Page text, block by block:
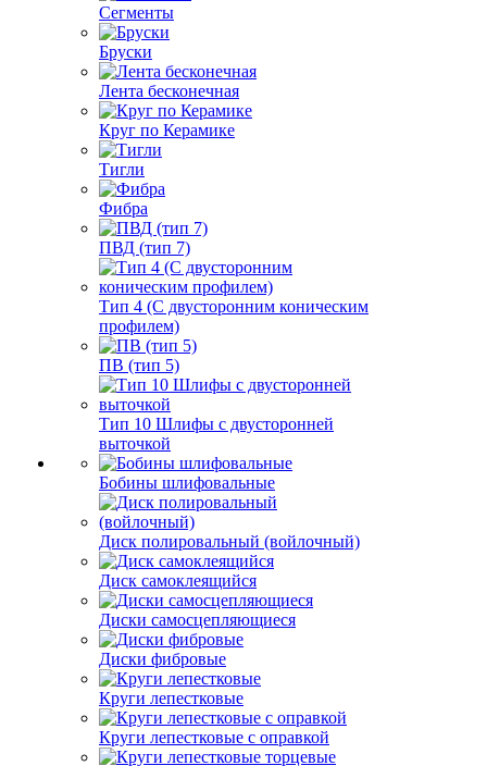
Сегменты
Бруски
Лента бесконечная
Круг по Керамике
Тигли
Фибра
ПВД (тип 7)
Тип 4 (С двусторонним коническим
профилем)
ПВ (тип 5)
Тип 10 Шлифы с двусторонней
выточкой
Бобины шлифовальные
Диск полировальный (войлочный)
Диск самоклеящийся
Диски самосцепляющиеся
Диски фибровые
Круги лепестковые
Круги лепестковые с оправкой